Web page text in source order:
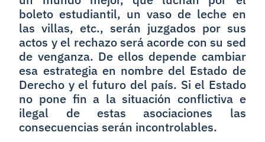
boleto estudiantil, un vaso de leche en
las villas, etc., serán juzgados por sus
actos y el rechazo será acorde con su sed
de venganza. De ellos depende cambiar
esa estrategia en nombre del Estado de
Derecho y el futuro del país. Si el Estado
no pone fin a la situación conflictiva e
ilegal de estas asociaciones las
consecuencias serán incontrolables.